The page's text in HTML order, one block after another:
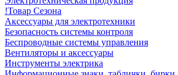
!Товар Сезона
Аксессуары для электротехники
Безопасность системы контроля
Беспроводные системы управления
Вентиляторы и аксессуары
Инструменты электрика